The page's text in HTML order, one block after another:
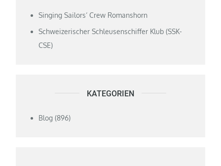
Singing Sailors‘ Crew Romanshorn
Schweizerischer Schleusenschiffer Klub (SSK-
CSE)
KATEGORIEN
Blog (896)